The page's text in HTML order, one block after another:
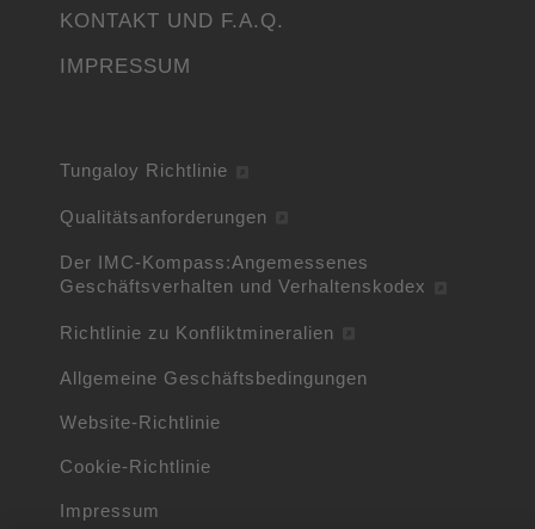
KONTAKT UND F.A.Q.
IMPRESSUM
Tungaloy Richtlinie
Qualitätsanforderungen
Der IMC-Kompass:Angemessenes
Geschäftsverhalten und Verhaltenskodex
Richtlinie zu Konfliktmineralien
Allgemeine Geschäftsbedingungen
Website-Richtlinie
Cookie-Richtlinie
Impressum